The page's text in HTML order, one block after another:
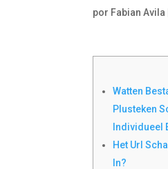
por Fabian Avila
Watten
Plusteken
Individueel
Het Url
In?